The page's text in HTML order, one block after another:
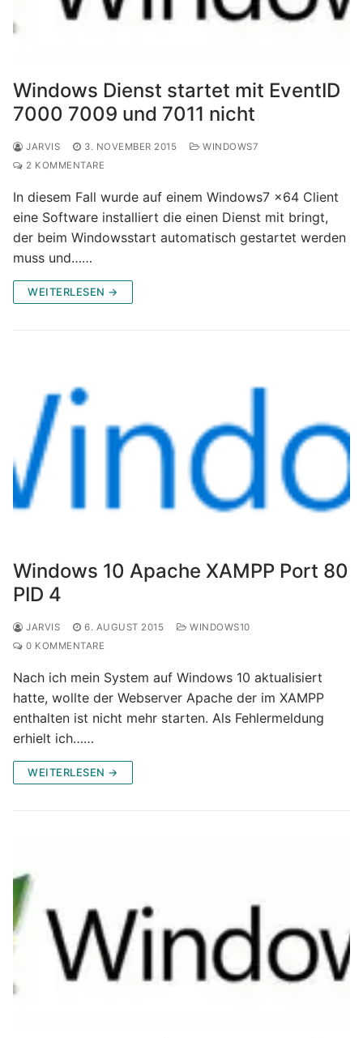
Windows Dienst startet mit EventID
7000 7009 und 7011 nicht
JARVIS 3. NOVEMBER 2015
WINDOWS7
2 KOMMENTARE
In diesem Fall wurde auf einem Windows7 x64 Client
eine Software installiert die einen Dienst mit bringt,
der beim Windowsstart automatisch gestartet werden
muss und……
WEITERLESEN →
Windows 10 Apache XAMPP Port 80
PID 4
JARVIS 6. AUGUST 2015
WINDOWS10
0 KOMMENTARE
Nach ich mein System auf Windows 10 aktualisiert
hatte, wollte der Webserver Apache der im XAMPP
enthalten ist nicht mehr starten. Als Fehlermeldung
erhielt ich……
WEITERLESEN →